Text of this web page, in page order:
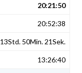
20:21:50
20:52:38
13Std. 50Min. 21Sek.
13:26:40